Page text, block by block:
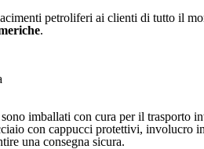
petroliferi ai clienti di tutto il
.
imballati con cura per il trasporto
con cappucci protettivi, involucro
una consegna sicura.